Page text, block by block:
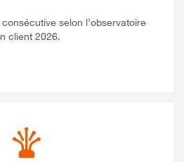
selon l’observatoire
client 2026.